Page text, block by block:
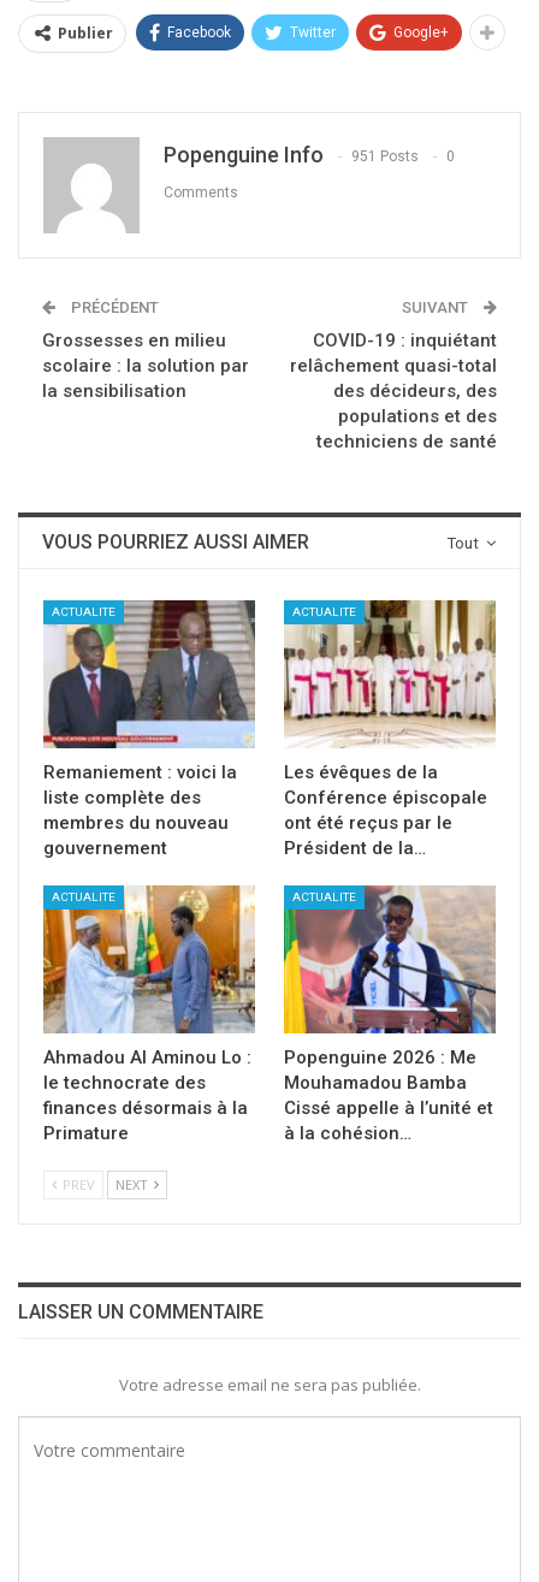
Publier Facebook Twitter Google+
Popenguine Info 951 Posts 0
Comments
PRÉCÉDENT
Grossesses en milieu
scolaire : la solution par
la sensibilisation
SUIVANT
COVID-19 : inquiétant
relâchement quasi-total
des décideurs, des
populations et des
techniciens de santé
Tout
VOUS POURRIEZ AUSSI AIMER
ACTUALITE
Remaniement : voici la
liste complète des
membres du nouveau
gouvernement
ACTUALITE
Les évêques de la
Conférence épiscopale
ont été reçus par le
Président de la…
ACTUALITE
Ahmadou Al Aminou Lo :
le technocrate des
finances désormais à la
Primature
ACTUALITE
Popenguine 2026 : Me
Mouhamadou Bamba
Cissé appelle à l’unité et
à la cohésion…
PREV NEXT
LAISSER UN COMMENTAIRE
Votre adresse email ne sera pas publiée.